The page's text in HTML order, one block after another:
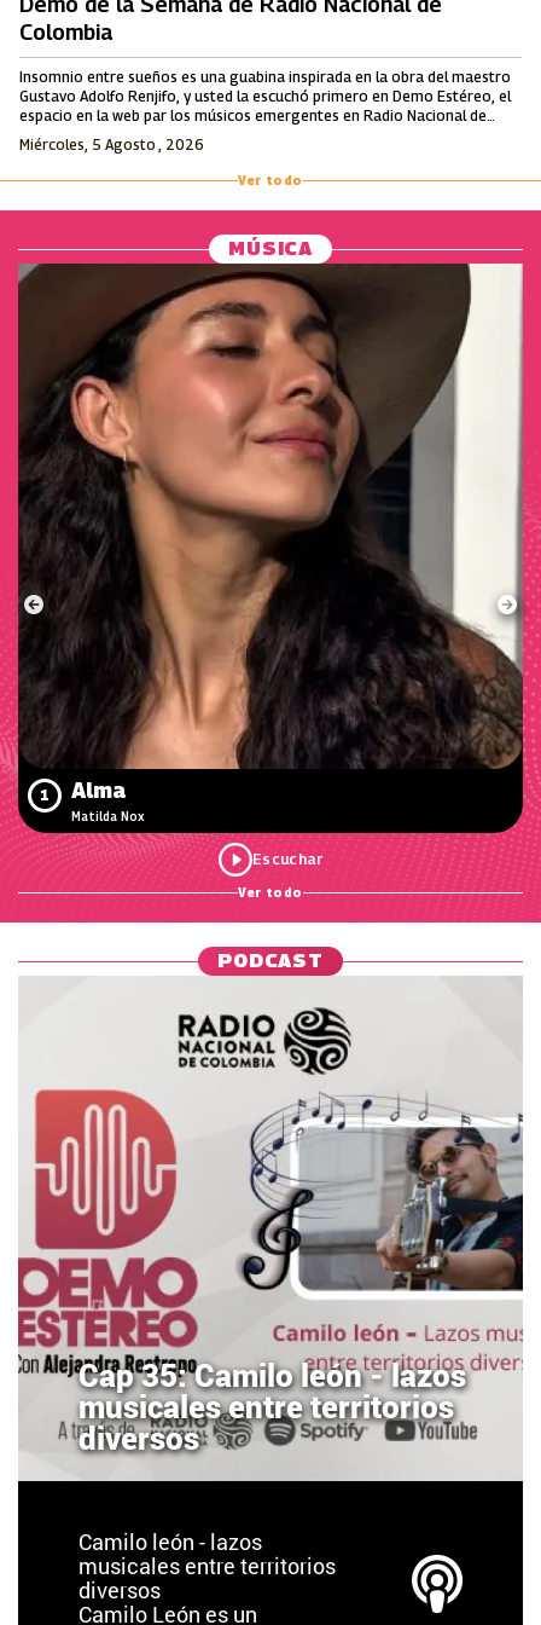
Colombia
Insomnio entre sueños es una guabina inspirada en la obra del maestro
Gustavo Adolfo Renjifo, y usted la escuchó primero en Demo Estéreo, el
espacio en la web par los músicos emergentes en Radio Nacional de
Colombia.
Miércoles, 5 Agosto , 2026
Ver todo
MÚSICA
1
Matilda Nox
Alma
Ver todo
PODCAST
Cap 35: Camilo león - lazos
musicales entre territorios
diversos
Camilo león - lazos
musicales entre territorios
diversos
Camilo León es un